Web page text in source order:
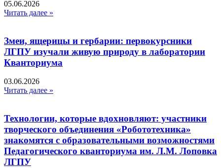
05.06.2026
Читать далее »
Змеи, ящерицы и гербарии: первокурсники
ЛГПУ изучали живую природу в лаборатории
Кванториума
03.06.2026
Читать далее »
Технологии, которые вдохновляют: участники
творческого объединения «Робототехника»
знакомятся с образовательными возможностями
Педагогического кванториума им. Л.М. Лоповка
ЛГПУ